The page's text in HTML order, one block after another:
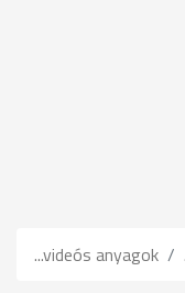
...videós anyagok